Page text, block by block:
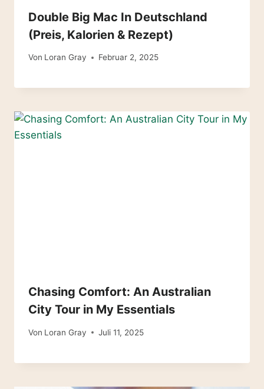
Double Big Mac In Deutschland
(Preis, Kalorien & Rezept)
Von Loran Gray Februar 2, 2025
Chasing Comfort: An Australian
City Tour in My Essentials
Von Loran Gray Juli 11, 2025